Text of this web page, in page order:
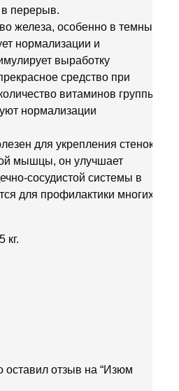
перерыв.
железа, особенно в темных
нормализации и
выработку
средство при
витаминов группы
нормализации
для укрепления стенок
мышцы, он улучшает
сосудистой системы в
для профилактики многих
кг.
оставил отзыв на “Изюм